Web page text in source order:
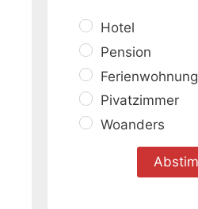
Hotel
Pension
Ferienwohnung
Pivatzimmer
Woanders